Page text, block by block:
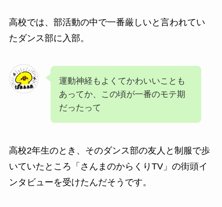
高校では、部活動の中で一番厳しいと言われてい
たダンス部に入部。
運動神経もよくてかわいいことも
あってか、この頃が一番のモテ期
だったって
高校2年生のとき、そのダンス部の友人と制服で歩
いていたところ「さんまのからくりTV」の街頭イ
ンタビューを受けたんだそうです。